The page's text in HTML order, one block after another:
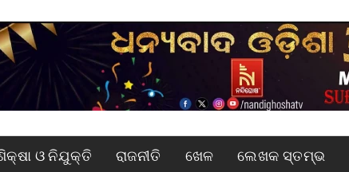
ଓ ନିଯୁକ୍ତି ରାଜନୀତି ଖେଳ ଲେଖକ ସ୍ତମ୍ଭ